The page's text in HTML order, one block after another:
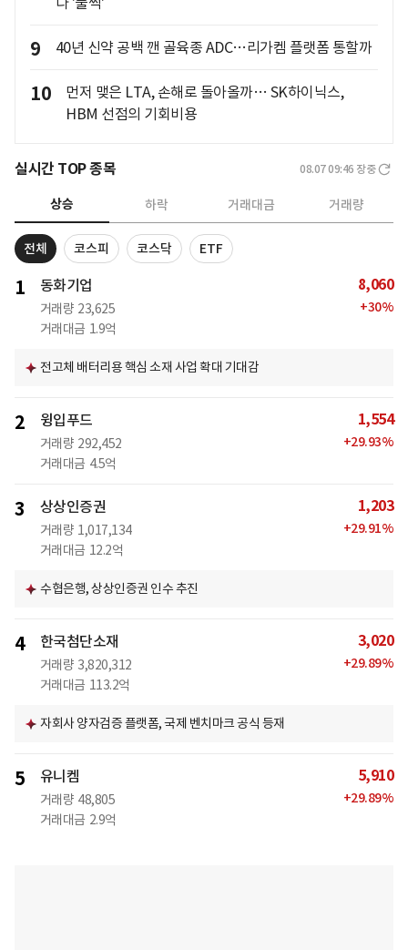
9 40년 신약 공백 깬 골육종 ADC…리가켐 플랫폼 통할까
10
먼저 맺은 LTA, 손해로 돌아올까… SK하이닉스,
HBM 선점의 기회비용
실시간 TOP 종목 08.07 09:46 장중
상승 하락 거래대금 거래량
전체 코스피 코스닥 ETF
1 동화기업
거래량 23,625
거래대금 1.9억
8,060
+30%
전고체 배터리용 핵심 소재 사업 확대 기대감
2 윙입푸드
거래량 292,452
거래대금 4.5억
1,554
+29.93%
3 상상인증권
거래량 1,017,134
거래대금 12.2억
1,203
+29.91%
수협은행, 상상인증권 인수 추진
4 한국첨단소재
거래량 3,820,312
거래대금 113.2억
3,020
+29.89%
자회사 양자검증 플랫폼, 국제 벤치마크 공식 등재
5 유니켐
거래량 48,805
거래대금 2.9억
5,910
+29.89%